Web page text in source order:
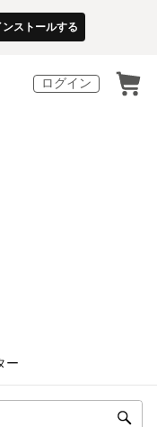
ンストールする
ログイン
ー